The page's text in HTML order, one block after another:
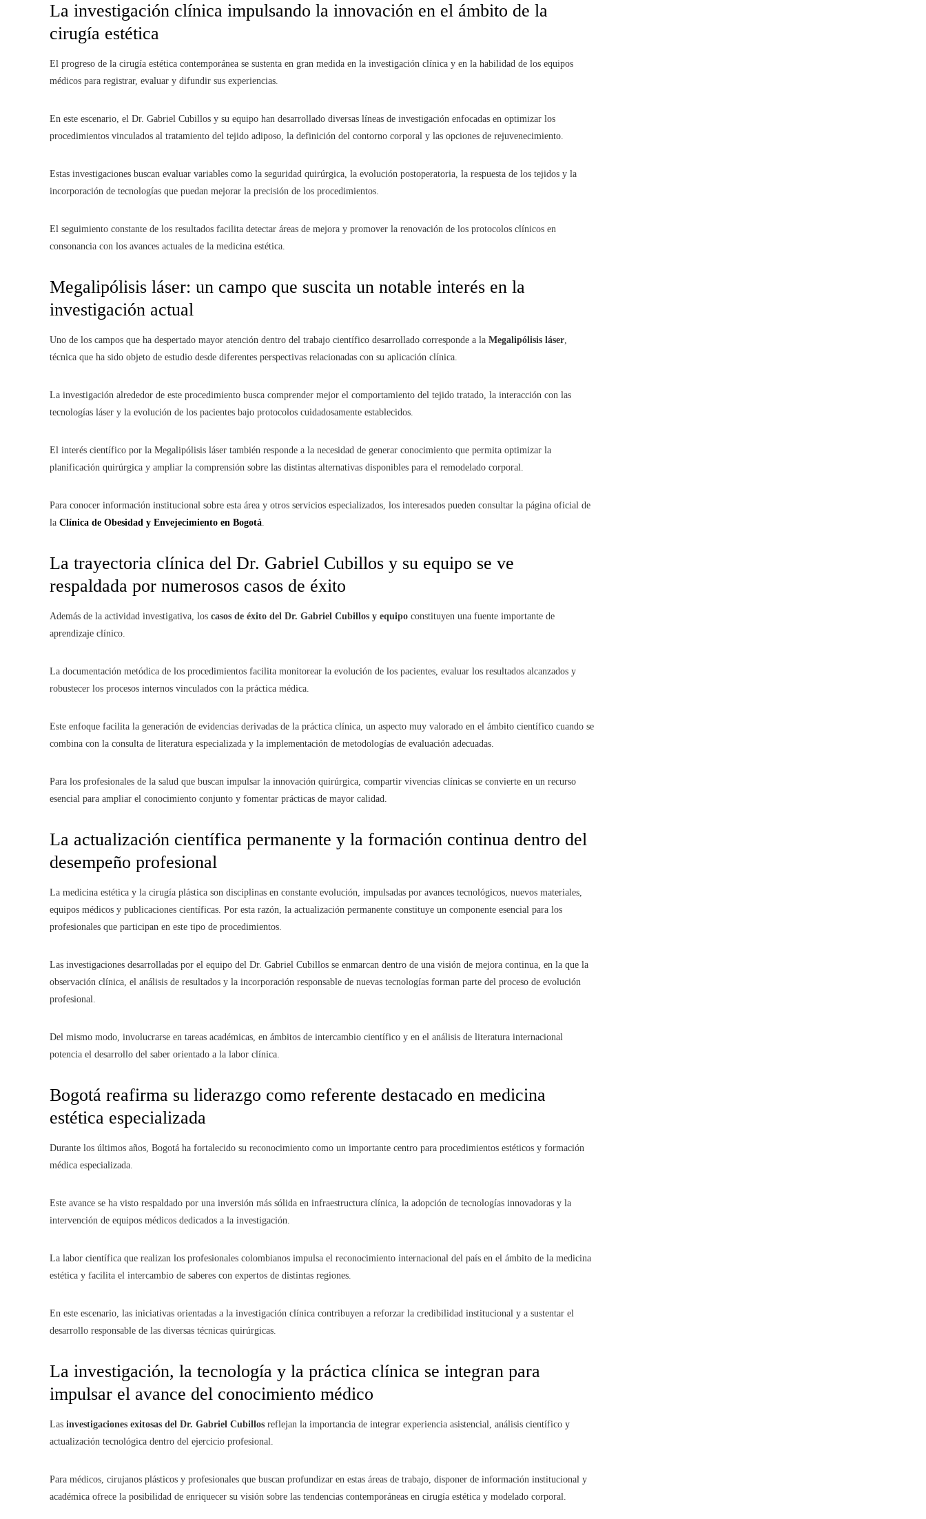
La investigación clínica impulsando la innovación en el ámbito de la
cirugía estética
El progreso de la cirugía estética contemporánea se sustenta en gran medida en la investigación clínica y en la habilidad de los equipos
médicos para registrar, evaluar y difundir sus experiencias.
En este escenario, el Dr. Gabriel Cubillos y su equipo han desarrollado diversas líneas de investigación enfocadas en optimizar los
procedimientos vinculados al tratamiento del tejido adiposo, la definición del contorno corporal y las opciones de rejuvenecimiento.
Estas investigaciones buscan evaluar variables como la seguridad quirúrgica, la evolución postoperatoria, la respuesta de los tejidos y la
incorporación de tecnologías que puedan mejorar la precisión de los procedimientos.
El seguimiento constante de los resultados facilita detectar áreas de mejora y promover la renovación de los protocolos clínicos en
consonancia con los avances actuales de la medicina estética.
Megalipólisis láser: un campo que suscita un notable interés en la
investigación actual
Uno de los campos que ha despertado mayor atención dentro del trabajo científico desarrollado corresponde a la Megalipólisis láser,
técnica que ha sido objeto de estudio desde diferentes perspectivas relacionadas con su aplicación clínica.
La investigación alrededor de este procedimiento busca comprender mejor el comportamiento del tejido tratado, la interacción con las
tecnologías láser y la evolución de los pacientes bajo protocolos cuidadosamente establecidos.
El interés científico por la Megalipólisis láser también responde a la necesidad de generar conocimiento que permita optimizar la
planificación quirúrgica y ampliar la comprensión sobre las distintas alternativas disponibles para el remodelado corporal.
Para conocer información institucional sobre esta área y otros servicios especializados, los interesados pueden consultar la página oficial de
la Clínica de Obesidad y Envejecimiento en Bogotá.
La trayectoria clínica del Dr. Gabriel Cubillos y su equipo se ve
respaldada por numerosos casos de éxito
Además de la actividad investigativa, los casos de éxito del Dr. Gabriel Cubillos y equipo constituyen una fuente importante de
aprendizaje clínico.
La documentación metódica de los procedimientos facilita monitorear la evolución de los pacientes, evaluar los resultados alcanzados y
robustecer los procesos internos vinculados con la práctica médica.
Este enfoque facilita la generación de evidencias derivadas de la práctica clínica, un aspecto muy valorado en el ámbito científico cuando se
combina con la consulta de literatura especializada y la implementación de metodologías de evaluación adecuadas.
Para los profesionales de la salud que buscan impulsar la innovación quirúrgica, compartir vivencias clínicas se convierte en un recurso
esencial para ampliar el conocimiento conjunto y fomentar prácticas de mayor calidad.
La actualización científica permanente y la formación continua dentro del
desempeño profesional
La medicina estética y la cirugía plástica son disciplinas en constante evolución, impulsadas por avances tecnológicos, nuevos materiales,
equipos médicos y publicaciones científicas. Por esta razón, la actualización permanente constituye un componente esencial para los
profesionales que participan en este tipo de procedimientos.
Las investigaciones desarrolladas por el equipo del Dr. Gabriel Cubillos se enmarcan dentro de una visión de mejora continua, en la que la
observación clínica, el análisis de resultados y la incorporación responsable de nuevas tecnologías forman parte del proceso de evolución
profesional.
Del mismo modo, involucrarse en tareas académicas, en ámbitos de intercambio científico y en el análisis de literatura internacional
potencia el desarrollo del saber orientado a la labor clínica.
Bogotá reafirma su liderazgo como referente destacado en medicina
estética especializada
Durante los últimos años, Bogotá ha fortalecido su reconocimiento como un importante centro para procedimientos estéticos y formación
médica especializada.
Este avance se ha visto respaldado por una inversión más sólida en infraestructura clínica, la adopción de tecnologías innovadoras y la
intervención de equipos médicos dedicados a la investigación.
La labor científica que realizan los profesionales colombianos impulsa el reconocimiento internacional del país en el ámbito de la medicina
estética y facilita el intercambio de saberes con expertos de distintas regiones.
En este escenario, las iniciativas orientadas a la investigación clínica contribuyen a reforzar la credibilidad institucional y a sustentar el
desarrollo responsable de las diversas técnicas quirúrgicas.
La investigación, la tecnología y la práctica clínica se integran para
impulsar el avance del conocimiento médico
Las investigaciones exitosas del Dr. Gabriel Cubillos reflejan la importancia de integrar experiencia asistencial, análisis científico y
actualización tecnológica dentro del ejercicio profesional.
Para médicos, cirujanos plásticos y profesionales que buscan profundizar en estas áreas de trabajo, disponer de información institucional y
académica ofrece la posibilidad de enriquecer su visión sobre las tendencias contemporáneas en cirugía estética y modelado corporal.